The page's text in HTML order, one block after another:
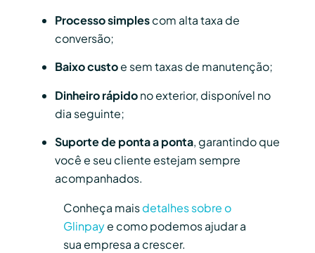
Processo simplescom alta taxa de
conversão;
Baixo custoe sem taxas de manutenção;
Dinheiro rápidono exterior, disponível no
dia seguinte;
Suporte de ponta a ponta, garantindo que
você e seu cliente estejam sempre
acompanhados.
Conheça maisdetalhes sobre o
Glinpaye como podemos ajudar a
sua empresa a crescer.